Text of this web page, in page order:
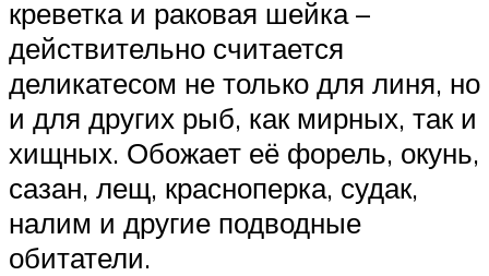
креветка и раковая шейка –
действительно считается
деликатесом не только для линя, но
и для других рыб, как мирных, так и
хищных. Обожает её форель, окунь,
сазан, лещ, красноперка, судак,
налим и другие подводные
обитатели.